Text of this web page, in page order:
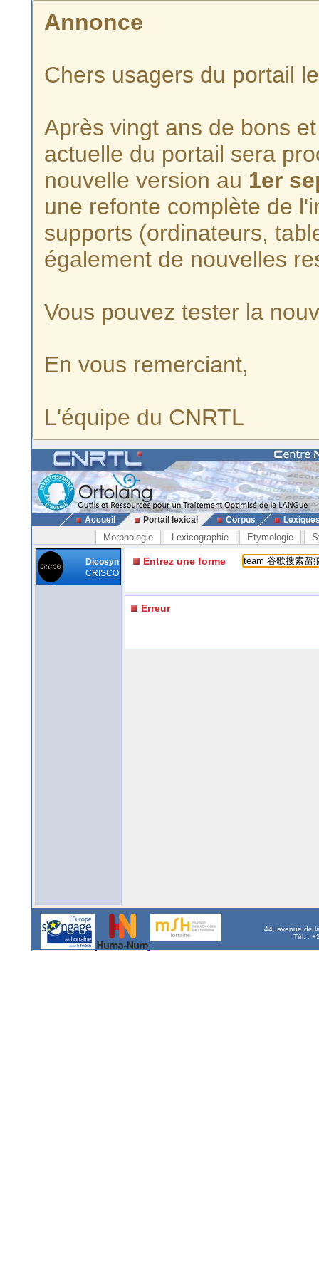
Annonce
Chers usagers du portail
Après vingt ans de bons
actuelle du portail sera
nouvelle version au 1er
une refonte complète de
supports (ordinateurs,
également de nouvelles
Vous pouvez tester la
En vous remerciant,
L'équipe du CNRTL
Accueil Portail lexical Corpus
Morphologie Lexicographie Etymologie
Dicosyn
CRISCO
Entrez une forme
Erreur
44, avenue de
Tél. :